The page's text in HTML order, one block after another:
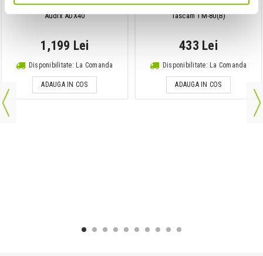
Microfon teatru / cor
Audix ADX40
1,199 Lei
Disponibilitate: La Comanda
ADAUGA IN COS
Microfon Condenser de Studio
Tascam TM-80(B)
433 Lei
Disponibilitate: La Comanda
ADAUGA IN COS